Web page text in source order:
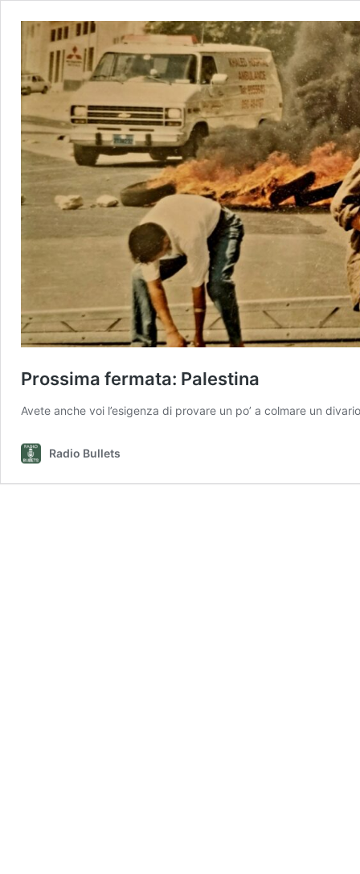
Prossima fermata: Palestina
Avete anche voi l’esigenza di provare un po’ a colmare un
Radio Bullets